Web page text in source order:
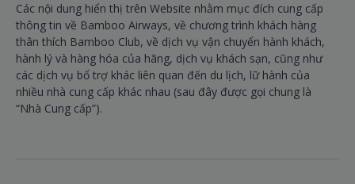
Các nội dung hiển thị trên Website nhằm mục đích cung cấp
thông tin về Bamboo Airways, về chương trình khách hàng
thân thích Bamboo Club, về dịch vụ vận chuyển hành khách,
hành lý và hàng hóa của hãng, dịch vụ khách sạn, cũng như
các dịch vụ bổ trợ khác liên quan đến du lịch, lữ hành của
nhiều nhà cung cấp khác nhau (sau đây được gọi chung là
“Nhà Cung cấp”).